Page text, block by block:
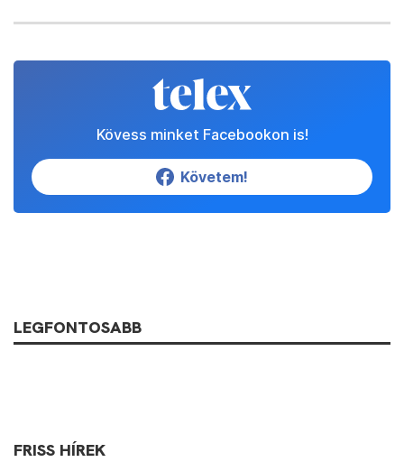
Kövess minket Facebookon is!
Követem!
LEGFONTOSABB
FRISS HÍREK